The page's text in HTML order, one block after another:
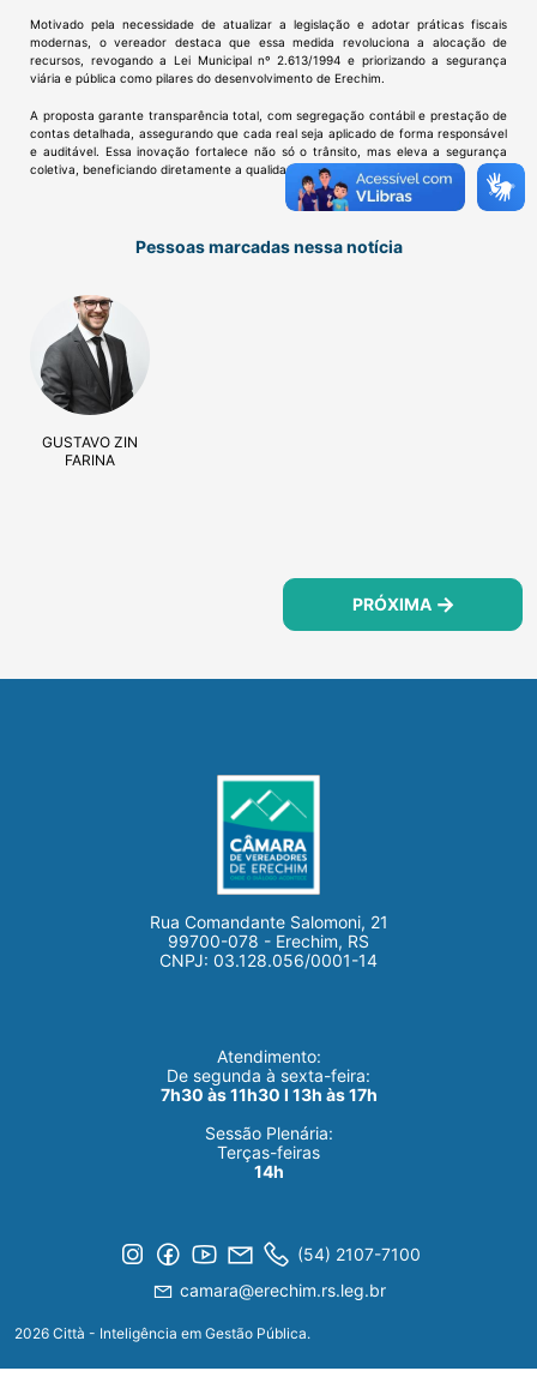
Motivado pela necessidade de atualizar a legislação e adotar práticas fiscais
modernas, o vereador destaca que essa medida revoluciona a alocação de
recursos, revogando a Lei Municipal nº 2.613/1994 e priorizando a segurança
viária e pública como pilares do desenvolvimento de Erechim.
A proposta garante transparência total, com segregação contábil e prestação de
contas detalhada, assegurando que cada real seja aplicado de forma responsável
e auditável. Essa inovação fortalece não só o trânsito, mas eleva a segurança
coletiva, beneficiando diretamente a qualidade de vida dos erechinenses.
Pessoas marcadas nessa notícia
GUSTAVO ZIN
FARINA
PRÓXIMA
Rua Comandante Salomoni, 21
99700-078 - Erechim, RS
CNPJ: 03.128.056/0001-14
Atendimento:
De segunda à sexta-feira:
7h30 às 11h30 I 13h às 17h
Sessão Plenária:
Terças-feiras
14h
(54) 2107-7100
camara@erechim.rs.leg.br
2026 Città - Inteligência em Gestão Pública.